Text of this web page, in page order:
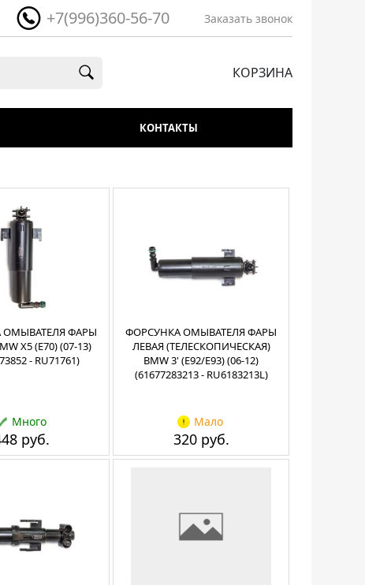
+7(996)360-56-70 Заказать звонок
КОРЗИНА
КОНТАКТЫ
ОМЫВАТЕЛЯ ФАРЫ
X5 (E70) (07-13)
- RU71761)
Много
руб.
ФОРСУНКА ОМЫВАТЕЛЯ ФАРЫ
ЛЕВАЯ (ТЕЛЕСКОПИЧЕСКАЯ)
BMW 3' (E92/E93) (06-12)
(61677283213 - RU6183213L)
Мало
320 руб.